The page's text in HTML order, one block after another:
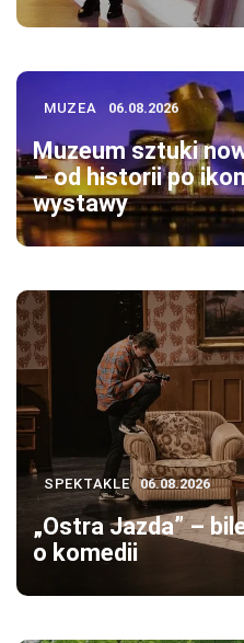
MUZEA 06.08.2026
Muzeum sztuki
– od historii po
wystawy
SPEKTAKLE 06.08.2026
„Ostra Jazda” –
o komedii